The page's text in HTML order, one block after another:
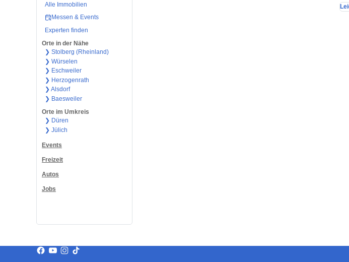
Alle Immobilien
Messen & Events
Experten finden
Orte in der Nähe
❯ Stolberg (Rheinland)
❯ Würselen
❯ Eschweiler
❯ Herzogenrath
❯ Alsdorf
❯ Baesweiler
Orte im Umkreis
❯ Düren
❯ Jülich
Events
Freizeit
Autos
Jobs